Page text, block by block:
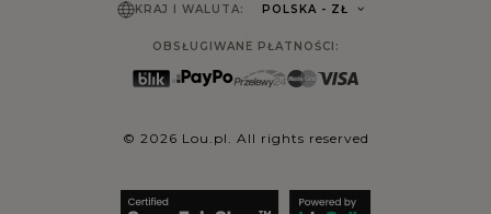
KRAJ I WALUTA: POLSKA - ZŁ
OBSŁUGIWANE PŁATNOŚCI:
© 2026 Lou.pl. All rights reserved